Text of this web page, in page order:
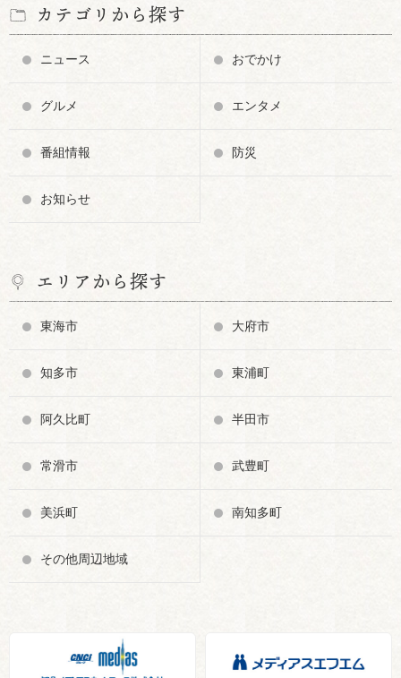
カテゴリから探す
ニュース おでかけ
グルメ エンタメ
番組情報 防災
お知らせ
エリアから探す
東海市 大府市
知多市 東浦町
阿久比町 半田市
常滑市 武豊町
美浜町 南知多町
その他周辺地域